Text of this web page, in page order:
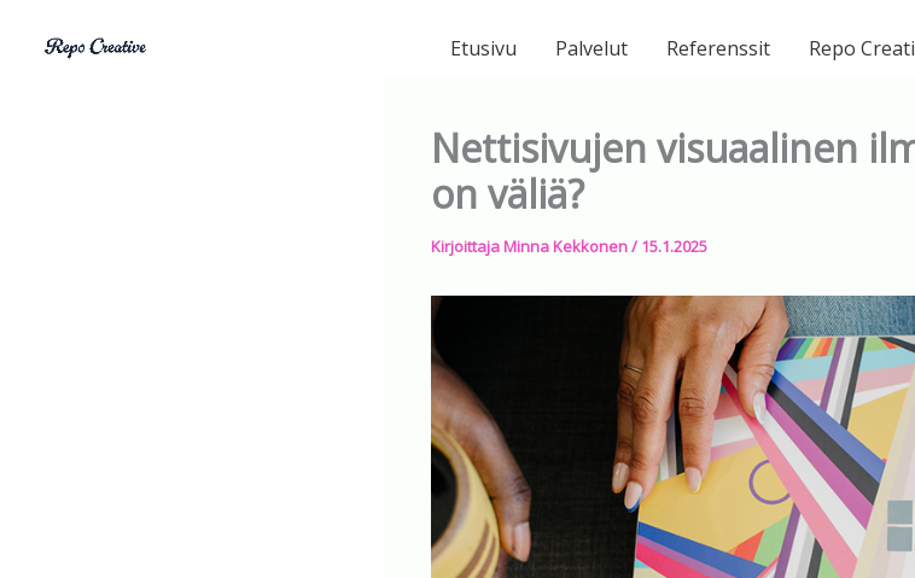
sisältöön
Etusivu Palvelut Referenssit Repo
Nettisivujen visuaalinen
on väliä?
KirjoittajaMinna Kekkonen/ 15.1.2025